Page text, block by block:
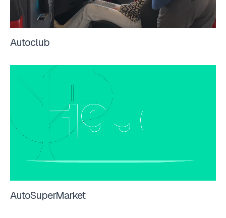
Autoclub
AutoSuperMarket